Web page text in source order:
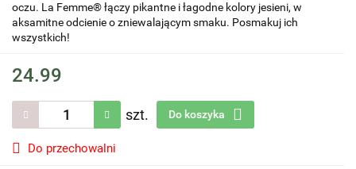
oczu. La Femme® łączy pikantne i łagodne kolory jesieni, w
aksamitne odcienie o zniewalającym smaku. Posmakuj ich
wszystkich!
24.99
szt. Do koszyka
Do przechowalni